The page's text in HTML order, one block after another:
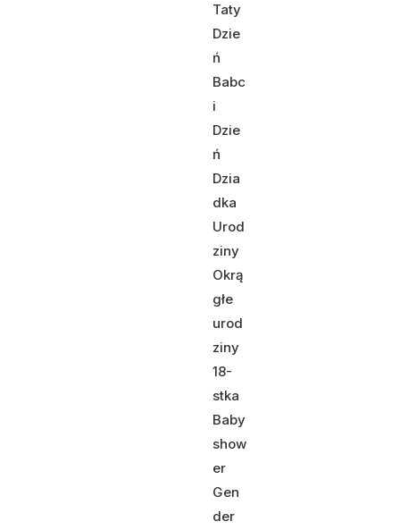
Taty
Dzie
ń
Babc
i
Dzie
ń
Dzia
dka
Urod
ziny
Okrą
głe
urod
ziny
18-
stka
Baby
show
er
Gen
der